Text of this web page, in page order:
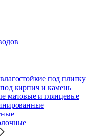
под плитку
кирпич и камень
матовые и глянцевые